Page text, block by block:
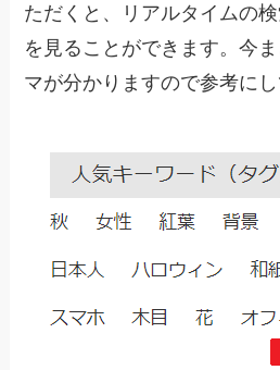
ただくと、リアルタイムの
を見ることができます。今
マが分かりますので参考にし